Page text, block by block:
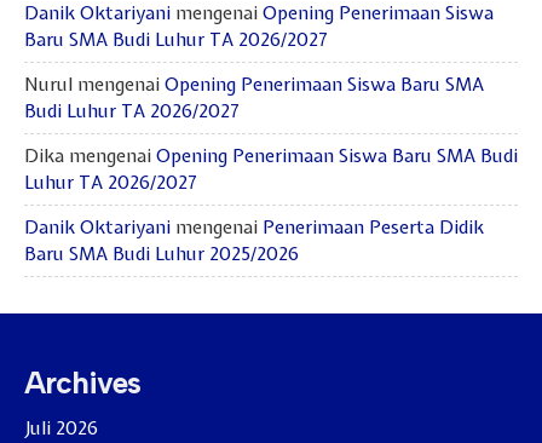
Danik Oktariyani mengenai Opening Penerimaan Siswa
Baru SMA Budi Luhur TA 2026/2027
Nurul mengenai Opening Penerimaan Siswa Baru SMA
Budi Luhur TA 2026/2027
Dika mengenai Opening Penerimaan Siswa Baru SMA Budi
Luhur TA 2026/2027
Danik Oktariyani mengenai Penerimaan Peserta Didik
Baru SMA Budi Luhur 2025/2026
Archives
Juli 2026